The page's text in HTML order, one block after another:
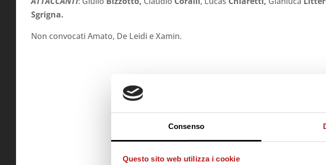
Consenso
Questo sito web utilizza i cookie
Sgrigna.
Non convocati Amato, De Leidi e Xamin.